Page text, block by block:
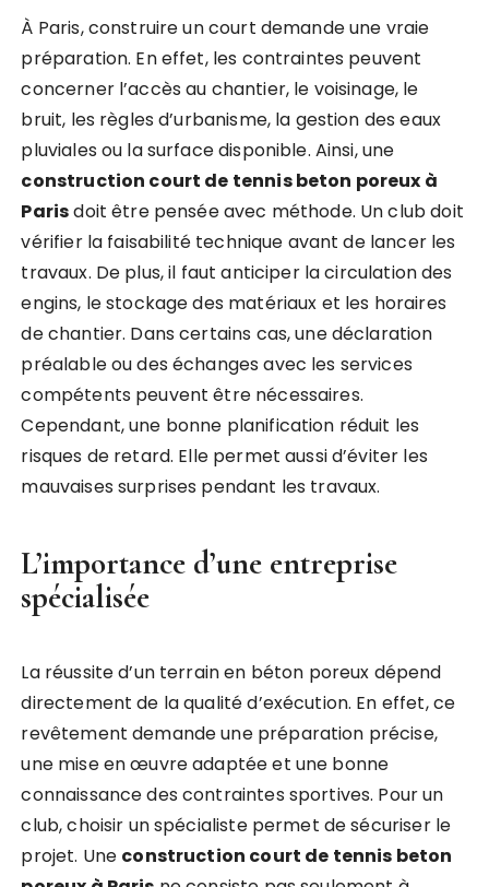
À Paris, construire un court demande une vraie
préparation. En effet, les contraintes peuvent
concerner l’accès au chantier, le voisinage, le
bruit, les règles d’urbanisme, la gestion des eaux
pluviales ou la surface disponible. Ainsi, une
construction court de tennis beton poreux à
Parisdoit être pensée avec méthode. Un club doit
vérifier la faisabilité technique avant de lancer les
travaux. De plus, il faut anticiper la circulation des
engins, le stockage des matériaux et les horaires
de chantier. Dans certains cas, une déclaration
préalable ou des échanges avec les services
compétents peuvent être nécessaires.
Cependant, une bonne planification réduit les
risques de retard. Elle permet aussi d’éviter les
mauvaises surprises pendant les travaux.
L’importance d’une entreprise
spécialisée
La réussite d’un terrain en béton poreux dépend
directement de la qualité d’exécution. En effet, ce
revêtement demande une préparation précise,
une mise en œuvre adaptée et une bonne
connaissance des contraintes sportives. Pour un
club, choisir un spécialiste permet de sécuriser le
projet. Une construction court de tennis beton